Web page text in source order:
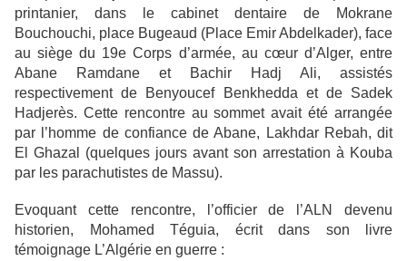
printanier, dans le cabinet dentaire de Mokrane
Bouchouchi, place Bugeaud (Place Emir Abdelkader), face
au siège du 19e Corps d’armée, au cœur d’Alger, entre
Abane Ramdane et Bachir Hadj Ali, assistés
respectivement de Benyoucef Benkhedda et de Sadek
Hadjerès. Cette rencontre au sommet avait été arrangée
par l’homme de confiance de Abane, Lakhdar Rebah, dit
El Ghazal (quelques jours avant son arrestation à Kouba
par les parachutistes de Massu).
Evoquant cette rencontre, l’officier de l’ALN devenu
historien, Mohamed Téguia, écrit dans son livre
témoignage L’Algérie en guerre :